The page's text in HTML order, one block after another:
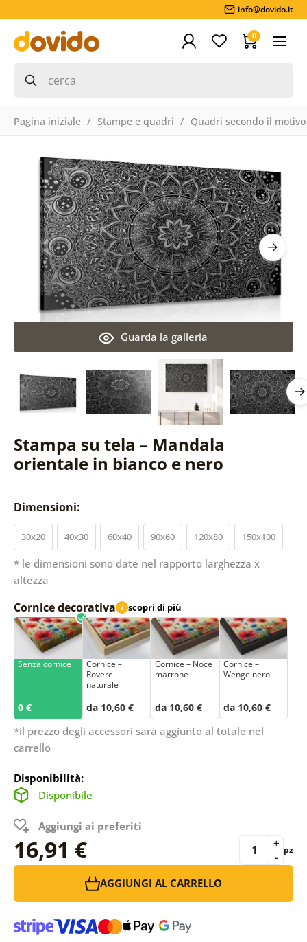
info@dovido.it
0
Pagina iniziale Stampe e quadri Quadri secondo il motivo
Stampa su tela – Mandala
orientale in bianco e nero
Guarda la galleria
Dimensioni:
30x20 40x30 60x40 90x60 120x80 150x100
* le dimensioni sono date nel rapporto larghezza x
altezza
Cornice decorativa i scopri di più
Senza cornice
0 €
Cornice –
Rovere
naturale
da 10,60 €
Cornice – Noce
marrone
da 10,60 €
Cornice –
Wenge nero
da 10,60 €
*il prezzo degli accessori sarà aggiunto al totale nel
carrello
Disponibilità:
Disponibile
Aggiungi ai preferiti
16,91 € -
+ pz
AGGIUNGI AL CARRELLO